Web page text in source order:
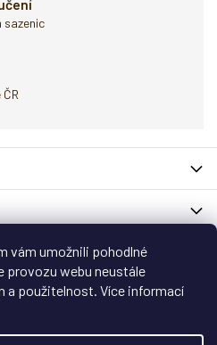
vám umožnili pohodlné
provozu webu neustále
a použitelnost. Více informací
sazenic